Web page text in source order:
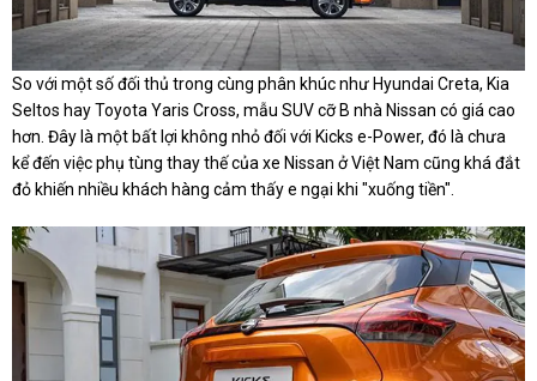
So với một số đối thủ trong cùng phân khúc như Hyundai Creta, Kia
Seltos hay Toyota Yaris Cross, mẫu SUV cỡ B nhà Nissan có giá cao
hơn. Đây là một bất lợi không nhỏ đối với Kicks e-Power, đó là chưa
kể đến việc phụ tùng thay thế của xe Nissan ở Việt Nam cũng khá đắt
đỏ khiến nhiều khách hàng cảm thấy e ngại khi "xuống tiền".